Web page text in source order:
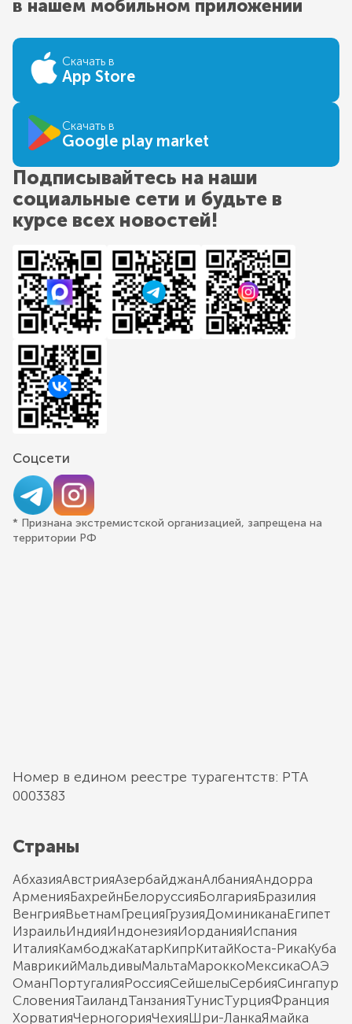
в нашем мобильном приложении
Скачать в
App Store
Скачать в
Google play market
Подписывайтесь на наши
социальные сети и будьте в
курсе всех новостей!
Соцсети
* Признана экстремистской организацией, запрещена на
территории РФ
Номер в едином реестре турагентств: РТА
0003383
Страны
АбхазияАвстрияАзербайджанАлбанияАндорра
АрменияБахрейнБелоруссияБолгарияБразилия
ВенгрияВьетнамГрецияГрузияДоминиканаЕгипет
ИзраильИндияИндонезияИорданияИспания
ИталияКамбоджаКатарКипрКитайКоста-РикаКуба
МаврикийМальдивыМальтаМароккоМексикаОАЭ
ОманПортугалияРоссияСейшелыСербияСингапур
СловенияТаиландТанзанияТунисТурцияФранция
ХорватияЧерногорияЧехияШри-ЛанкаЯмайка